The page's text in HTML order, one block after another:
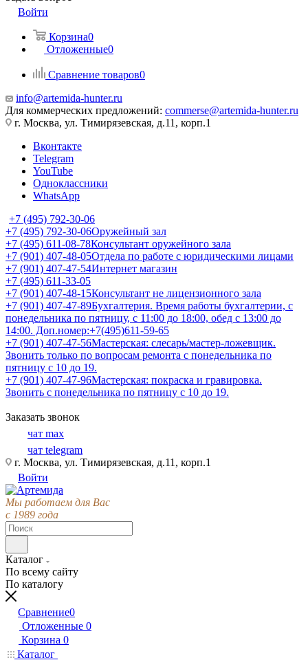
Войти
Корзина0
Отложенные0
Сравнение товаров0
info@artemida-hunter.ru
Для коммерческих предложений: commerse@artemida-hunter.ru
г. Москва, ул. Тимирязевская, д.11, корп.1
Вконтакте
Telegram
YouTube
Одноклассники
WhatsApp
+7 (495) 792-30-06
+7 (495) 792-30-06Оружейный зал
+7 (495) 611-08-78Консультант оружейного зала
+7 (901) 407-48-05Отдела по работе с юридическими лицами
+7 (901) 407-47-54Интернет магазин
+7 (495) 611-33-05
+7 (901) 407-48-15Консультант не лицензионного зала
+7 (901) 407-47-89Бухгалтерия. Время работы бухгалтерии, с
понедельника по пятницу, с 11:00 до 18:00, обед с 13:00 до
14:00. Доп.номер:+7(495)611-59-65
+7 (901) 407-47-56Мастерская: слесарь/мастер-ложевщик.
Звонить только по вопросам ремонта с понедельника по
пятницу с 10 до 19.
+7 (901) 407-47-96Мастерская: покраска и гравировка.
Звонить с понедельника по пятницу с 10 до 19.
Заказать звонок
чат max
чат telegram
г. Москва, ул. Тимирязевская, д.11, корп.1
Войти
Мы работаем для Вас
с 1989 года
Каталог
По всему сайту
По каталогу
Сравнение0
Отложенные 0
Корзина 0
Каталог